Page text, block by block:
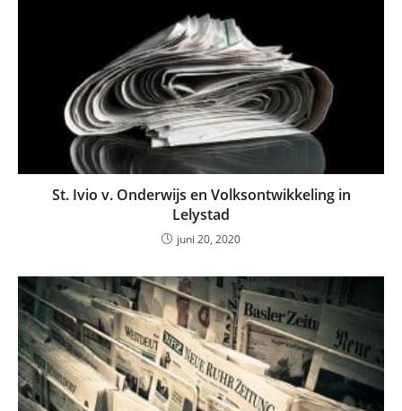
St. Ivio v. Onderwijs en Volksontwikkeling in
Lelystad
juni 20, 2020